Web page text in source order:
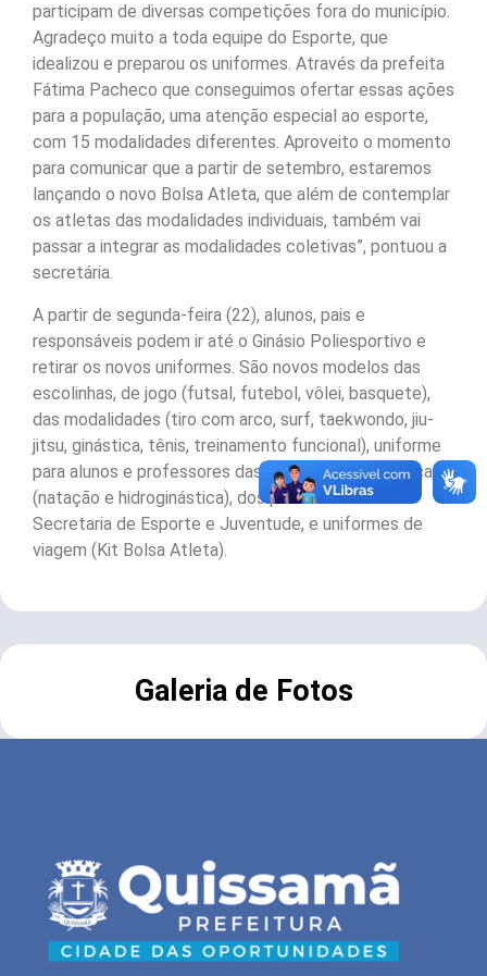
participam de diversas competições fora do município.
Agradeço muito a toda equipe do Esporte, que
idealizou e preparou os uniformes. Através da prefeita
Fátima Pacheco que conseguimos ofertar essas ações
para a população, uma atenção especial ao esporte,
com 15 modalidades diferentes. Aproveito o momento
para comunicar que a partir de setembro, estaremos
lançando o novo Bolsa Atleta, que além de contemplar
os atletas das modalidades individuais, também vai
passar a integrar as modalidades coletivas”, pontuou a
secretária.
A partir de segunda-feira (22), alunos, pais e
responsáveis podem ir até o Ginásio Poliesportivo e
retirar os novos uniformes. São novos modelos das
escolinhas, de jogo (futsal, futebol, vôlei, basquete),
das modalidades (tiro com arco, surf, taekwondo, jiu-
jitsu, ginástica, tênis, treinamento funcional), uniforme
para alunos e professores das modalidades aquáticas
(natação e hidroginástica), dos profissionais da
Secretaria de Esporte e Juventude, e uniformes de
viagem (Kit Bolsa Atleta).
Galeria de Fotos